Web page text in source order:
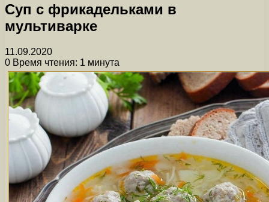
Суп с фрикадельками в
мультиварке
11.09.2020
0 Время чтения: 1 минута